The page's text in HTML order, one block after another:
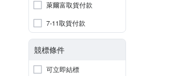
萊爾富取貨付款
7-11取貨付款
競標條件
可立即結標